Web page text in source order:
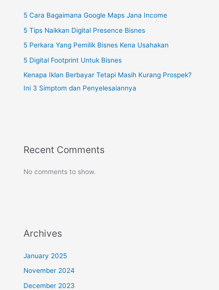
5 Cara Bagaimana Google Maps Jana Income
5 Tips Naikkan Digital Presence Bisnes
5 Perkara Yang Pemilik Bisnes Kena Usahakan
5 Digital Footprint Untuk Bisnes
Kenapa Iklan Berbayar Tetapi Masih Kurang Prospek?
Ini 3 Simptom dan Penyelesaiannya
Recent Comments
No comments to show.
Archives
January 2025
November 2024
December 2023